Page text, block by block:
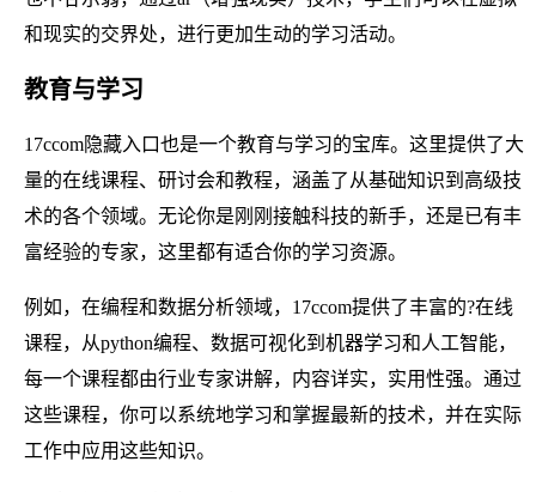
和现实的交界处，进行更加生动的学习活动。
教育与学习
17ccom隐藏入口也是一个教育与学习的宝库。这里提供了大
量的在线课程、研讨会和教程，涵盖了从基础知识到高级技
术的各个领域。无论你是刚刚接触科技的新手，还是已有丰
富经验的专家，这里都有适合你的学习资源。
例如，在编程和数据分析领域，17ccom提供了丰富的?在线
课程，从python编程、数据可视化到机器学习和人工智能，
每一个课程都由行业专家讲解，内容详实，实用性强。通过
这些课程，你可以系统地学习和掌握最新的技术，并在实际
工作中应用这些知识。